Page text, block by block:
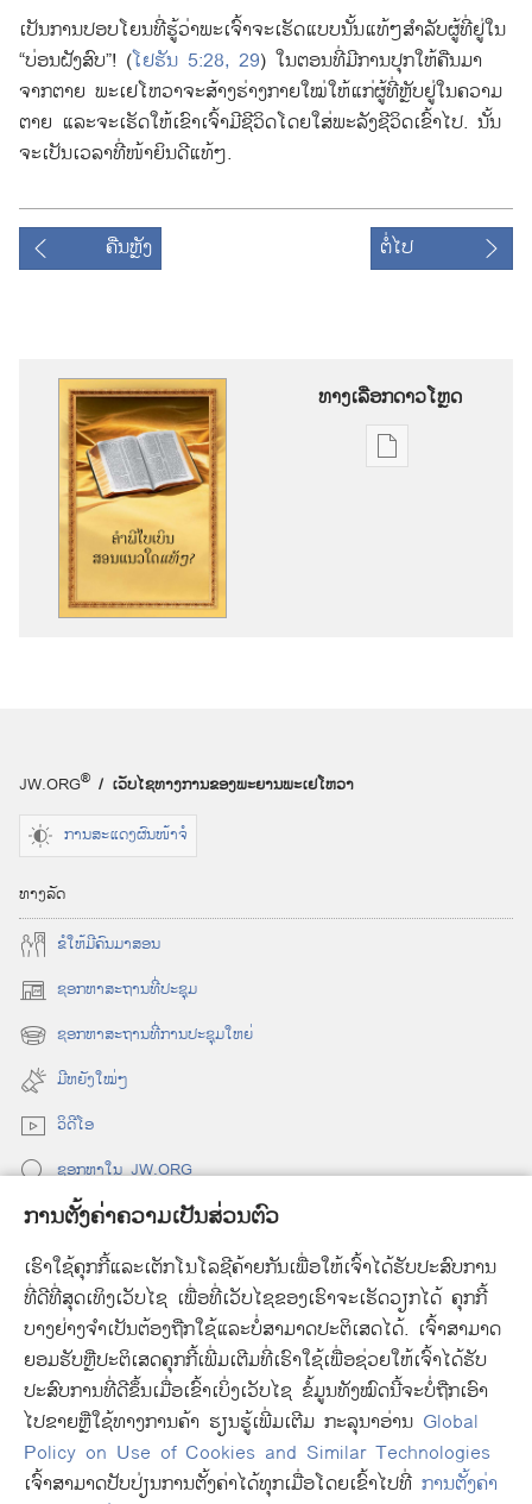
ການຕັ້ງຄ່າຄວາມເປັນສ່ວນຕົວ
ເຮົາໃຊ້ຄຸກກີ້ແລະເຕັກໂນໂລຊີຄ້າຍກັນເພື່ອໃຫ້ເຈົ້າໄດ້ຮັບປະສົບການ
ທີ່ດີທີ່ສຸດເທິງເວັບໄຊ ເພື່ອທີ່ເວັບໄຊຂອງເຮົາຈະເຮັດວຽກໄດ້ ຄຸກກີ້
ບາງຢ່າງຈຳເປັນຕ້ອງຖືກໃຊ້ແລະບໍ່ສາມາດປະຕິເສດໄດ້. ເຈົ້າສາມາດ
ຍອມຮັບຫຼືປະຕິເສດຄຸກກີ້ເພີ່ມເຕີມທີ່ເຮົາໃຊ້ເພື່ອຊ່ວຍໃຫ້ເຈົ້າໄດ້ຮັບ
ປະສົບການທີ່ດີຂຶ້ນເມື່ອເຂົ້າເບິ່ງເວັບໄຊ ຂໍ້ມູນທັງໝົດນີ້ຈະບໍ່ຖືກເອົາ
ໄປຂາຍຫຼືໃຊ້ທາງການຄ້າ ຮຽນຮູ້ເພີ່ມເຕີມ ກະລຸນາອ່ານ Global
Policy on Use of Cookies and Similar Technologies
ເຈົ້າສາມາດປັບປ່ຽນການຕັ້ງຄ່າໄດ້ທຸກເມື່ອໂດຍເຂົ້າໄປທີ່ ການຕັ້ງຄ່າ
ເປັນການປອບໂຍນທີ່ຮູ້ວ່າພະເຈົ້າຈະເຮັດແບບນັ້ນແທ້ໆສຳລັບຜູ້ທີ່ຢູ່ໃນ
“ບ່ອນຝັງສົບ”! (ໂຢຮັນ 5:28, 29) ໃນຕອນທີ່ມີການປຸກໃຫ້ຄືນມາ
ຈາກຕາຍ ພະເຢໂຫວາຈະສ້າງຮ່າງກາຍໃໝ່ໃຫ້ແກ່ຜູ້ທີ່ຫຼັບຢູ່ໃນຄວາມ
ຕາຍ ແລະຈະເຮັດໃຫ້ເຂົາເຈົ້າມີຊີວິດໂດຍໃສ່ພະລັງຊີວິດເຂົ້າໄປ. ນັ້ນ
ຈະເປັນເວລາທີ່ໜ້າຍິນດີແທ້ໆ.
ຄືນຫຼັງ ຕໍ່ໄປ
ທາງເລືອກດາວໂຫຼດ
ທ
ພິ
ນ
ນ
ແ
ນ
ວ
ໃ
ດ
ແ
ທ້
JW.ORG® / ເວັບໄຊທາງການຂອງພະຍານພະເຢໂຫວາ
ການສະແດງຜົນໜ້າຈໍ
ທາງລັດ
ຂໍ​ໃຫ້​ມີ​ຄົນ​ມາ​ສອນ
ຊອກຫາສະຖານທີ່ປະຊຸມ
(
o
p
e
n
s
e
w
n
d
o
w
ຊອກຫາສະຖານທີ່ການປະຊຸມໃຫຍ່
(
p
e
s
e
w
n
o
w
ມີ​ຫຍັງ​ໃໝ່ໆ
ວິດີໂອ
ຊອກ​ຫາ​ໃນ JW.ORG
ບໍລິຈາກ
o
p
e
n
s
n
e
w
w
ຫ້ອງສະໝຸດອອນລາຍຂອງວັອດສ໌ທາວເວີ້
o
p
e
n
n
e
JW Hub®
o
p
e
n
sCopyright© 2026 Watch Tower Bible and Tract Society of Pennsylvania.